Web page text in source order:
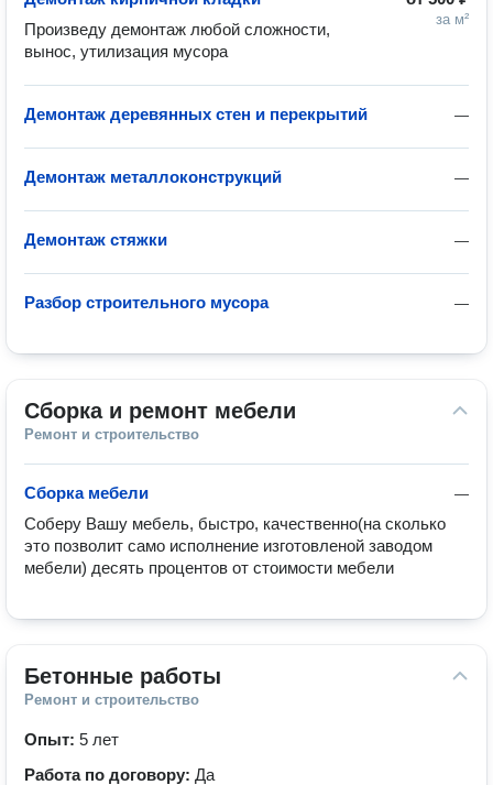
за м²
Произведу демонтаж любой сложности,
вынос, утилизация мусора
—
Демонтаж деревянных стен и перекрытий
—
Демонтаж металлоконструкций
—
Демонтаж стяжки
—
Разбор строительного мусора
Сборка и ремонт мебели
Ремонт и строительство
—
Сборка мебели
Соберу Вашу мебель, быстро, качественно(на сколько
это позволит само исполнение изготовленой заводом
мебели) десять процентов от стоимости мебели
Бетонные работы
Ремонт и строительство
Опыт: 5 лет
Работа по договору: Да